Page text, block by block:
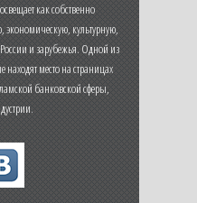
как собственно
экономическую, культурную,
и зарубежья. Одной из
находят место на страницах
банковской сферы,